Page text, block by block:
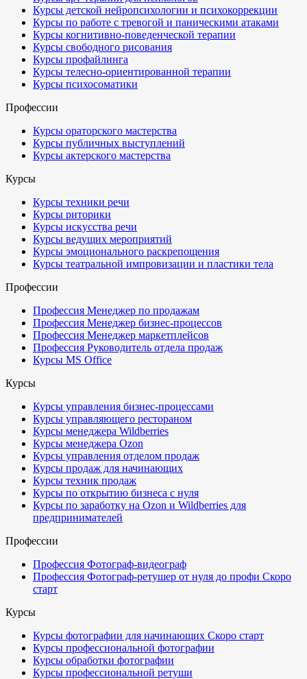
Курсы детской нейропсихологии и психокоррекции
Курсы по работе с тревогой и паническими атаками
Курсы когнитивно-поведенческой терапии
Курсы свободного рисования
Курсы профайлинга
Курсы телесно-ориентированной терапии
Курсы психосоматики
Профессии
Курсы ораторского мастерства
Курсы публичных выступлений
Курсы актерского мастерства
Курсы
Курсы техники речи
Курсы риторики
Курсы искусства речи
Курсы ведущих мероприятий
Курсы эмоционального раскрепощения
Курсы театральной импровизации и пластики тела
Профессии
Профессия Менеджер по продажам
Профессия Менеджер бизнес-процессов
Профессия Менеджер маркетплейсов
Профессия Руководитель отдела продаж
Курсы MS Office
Курсы
Курсы управления бизнес-процессами
Курсы управляющего рестораном
Курсы менеджера Wildberries
Курсы менеджера Ozon
Курсы управления отделом продаж
Курсы продаж для начинающих
Курсы техник продаж
Курсы по открытию бизнеса с нуля
Курсы по заработку на Ozon и Wildberries для
предпринимателей
Профессии
Профессия Фотограф-видеограф
Профессия Фотограф-ретушер от нуля до профи Скоро
старт
Курсы
Курсы фотографии для начинающих Скоро старт
Курсы профессиональной фотографии
Курсы обработки фотографии
Курсы профессиональной ретуши